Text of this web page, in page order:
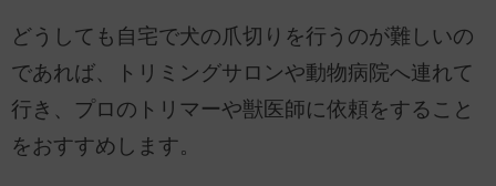
どうしても自宅で犬の爪切りを行うのが難しいの
であれば、トリミングサロンや動物病院へ連れて
行き、プロのトリマーや獣医師に依頼をすること
をおすすめします。